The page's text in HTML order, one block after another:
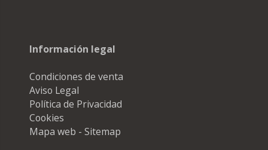
Información legal
Condiciones de venta
Aviso Legal
Política de Privacidad
Cookies
Mapa web - Sitemap